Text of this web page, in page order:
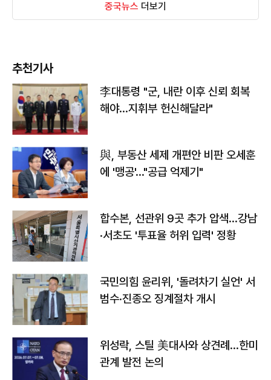
중국뉴스 더보기
추천기사
李대통령 "군, 내란 이후 신뢰 회복
해야…지휘부 헌신해달라"
與, 부동산 세제 개편안 비판 오세훈
에 '맹공'…"공급 억제기"
합수본, 선관위 9곳 추가 압색…강남
·서초도 '투표율 허위 입력' 정황
국민의힘 윤리위, '돌려차기 실언' 서
범수·진종오 징계절차 개시
위성락, 스틸 美대사와 상견례…한미
관계 발전 논의